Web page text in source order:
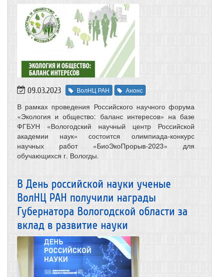
09.03.2023 ВолНЦ РАН Анонс
В рамках проведения Российского научного форума
«Экология и общество: баланс интересов» на базе
ФГБУН «Вологодский научный центр Российской
академии наук» состоится олимпиада-конкурс
научных работ «БиоЭкоПрорыв-2023» для
обучающихся г. Вологды.
В День российской науки ученые
ВолНЦ РАН получили награды
Губернатора Вологодской области за
вклад в развитие науки